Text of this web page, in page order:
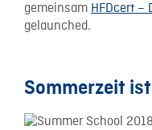
gemeinsam HFDcert –
gelaunched.
Sommerzeit